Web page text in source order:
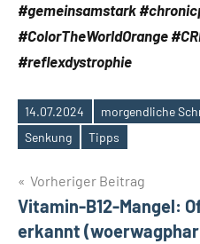
#gemeinsamstark
#ColorTheWorldOrange
#reflexdystrophie
Schlagwörter
14.07.2024 morgendliche
Senkung
Tipps
Vorheriger Beitrag
Vitamin-B12-Mangel:
erkannt